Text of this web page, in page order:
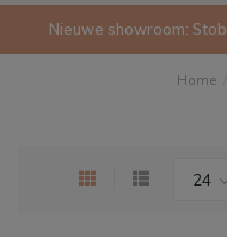
Nieuwe showroom:
Home